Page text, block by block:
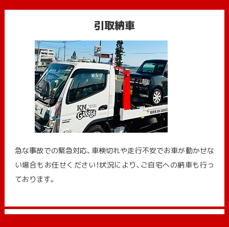
引取納車
急な事故での緊急対応、車検切れや走行不安でお車が動かせな
い場合もお任せください！状況により、ご自宅への納⾞も⾏っ
ております。